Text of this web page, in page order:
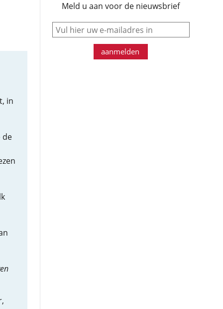
in
de
Meld u aan voor de nieuwsbrief
e-mail
aanmelden